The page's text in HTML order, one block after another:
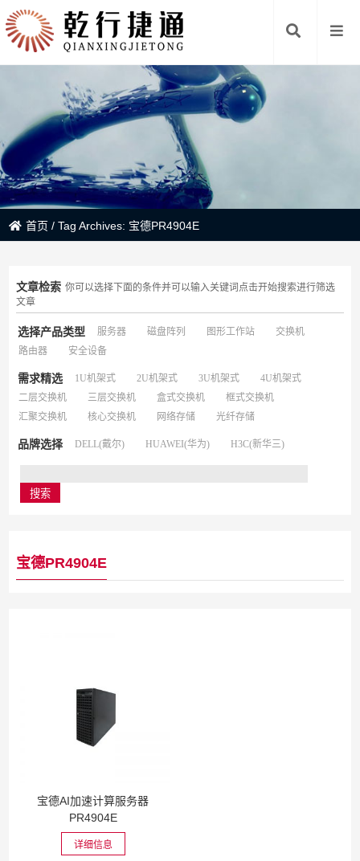
首页 /Tag Archives: 宝德PR4904E
文章检索 你可以选择下面的条件并可以输入关键词点击开始搜索进行筛选
文章
选择产品类型 服务器 磁盘阵列 图形工作站
交换机
路由器
安全设备
需求精选 1U机架式 2U机架式 3U机架式
4U机架式
二层交换机
三层交换机 盒式交换机
框式交换机
汇聚交换机
核心交换机 网络存储 光纤存储
品牌选择 DELL(戴尔) HUAWEI(华为) H3C(新华三)
宝德PR4904E
宝德AI加速计算服务器
PR4904E
详细信息